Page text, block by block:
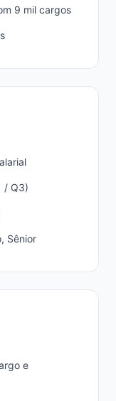
9 mil cargos
/ Q3)
Sênior
e